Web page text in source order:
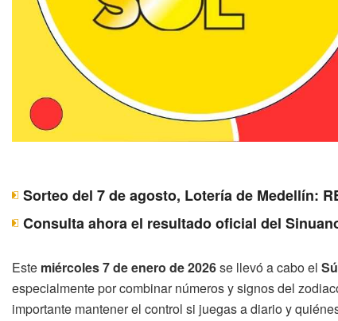
Sorteo del 7 de agosto, Lotería de Medellín:
Consulta ahora el resultado oficial del
Este miércoles 7 de enero de 2026se llevó a cabo el
especialmente por combinar números y signos del
importante mantener el control si juegas a diario y